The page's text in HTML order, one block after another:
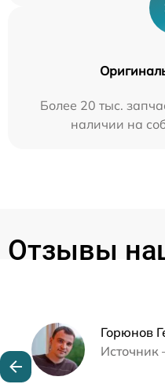
Более 20 тыс.
наличии на
Отзывы
Горюнов
Источник
Наши